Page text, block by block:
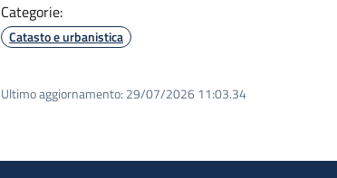
Categorie:
Catasto e urbanistica
Ultimo aggiornamento: 29/07/2026 11:03.34